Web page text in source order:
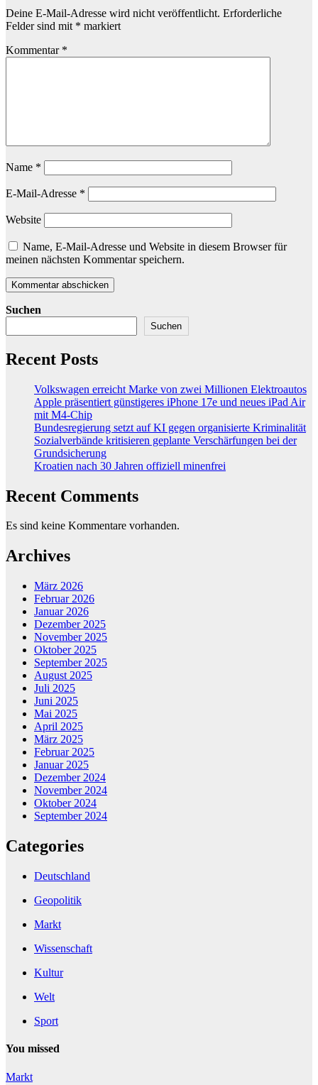
Deine E-Mail-Adresse wird nicht veröffentlicht. Erforderliche
Felder sind mit * markiert
Kommentar *
Name *
E-Mail-Adresse *
Website
Name, E-Mail-Adresse und Website in diesem Browser für
meinen nächsten Kommentar speichern.
Suchen
Suchen
Recent Posts
Volkswagen erreicht Marke von zwei Millionen Elektroautos
Apple präsentiert günstigeres iPhone 17e und neues iPad Air
mit M4-Chip
Bundesregierung setzt auf KI gegen organisierte Kriminalität
Sozialverbände kritisieren geplante Verschärfungen bei der
Grundsicherung
Kroatien nach 30 Jahren offiziell minenfrei
Recent Comments
Es sind keine Kommentare vorhanden.
Archives
März 2026
Februar 2026
Januar 2026
Dezember 2025
November 2025
Oktober 2025
September 2025
August 2025
Juli 2025
Juni 2025
Mai 2025
April 2025
März 2025
Februar 2025
Januar 2025
Dezember 2024
November 2024
Oktober 2024
September 2024
Categories
Deutschland
Geopolitik
Markt
Wissenschaft
Kultur
Welt
Sport
You missed
Markt